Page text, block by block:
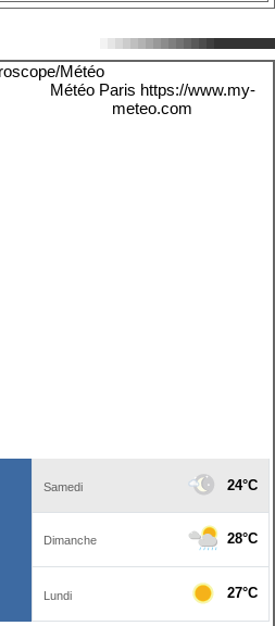
Météo Paris https://www.my-
meteo.com